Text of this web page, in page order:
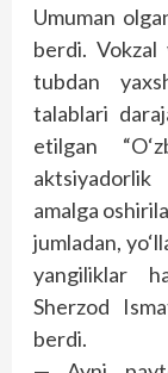
Umuman
berdi.
tubdan
talablari
etilgan
amalga
jumladan,
yangiliklar
Sherzod
berdi.